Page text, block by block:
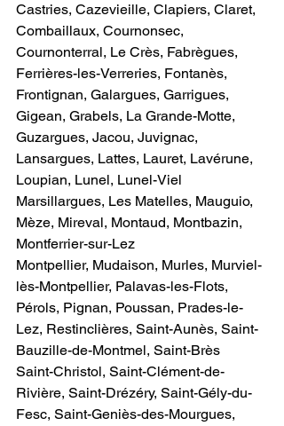
Castries, Cazevieille, Clapiers, Claret,
Combaillaux, Cournonsec,
Cournonterral, Le Crès, Fabrègues,
Ferrières-les-Verreries, Fontanès,
Frontignan, Galargues, Garrigues,
Gigean, Grabels, La Grande-Motte,
Guzargues, Jacou, Juvignac,
Lansargues, Lattes, Lauret, Lavérune,
Loupian, Lunel, Lunel-Viel
Marsillargues, Les Matelles, Mauguio,
Mèze, Mireval, Montaud, Montbazin,
Montferrier-sur-Lez
Montpellier, Mudaison, Murles, Murviel-
lès-Montpellier, Palavas-les-Flots,
Pérols, Pignan, Poussan, Prades-le-
Lez, Restinclières, Saint-Aunès, Saint-
Bauzille-de-Montmel, Saint-Brès
Saint-Christol, Saint-Clément-de-
Rivière, Saint-Drézéry, Saint-Gély-du-
Fesc, Saint-Geniès-des-Mourgues,